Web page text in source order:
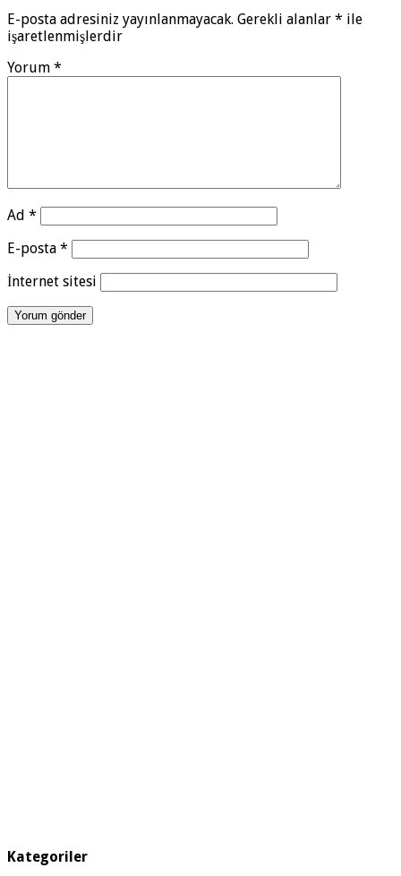
E-posta adresiniz yayınlanmayacak. Gerekli alanlar * ile
işaretlenmişlerdir
Yorum *
Ad *
E-posta *
İnternet sitesi
Kategoriler